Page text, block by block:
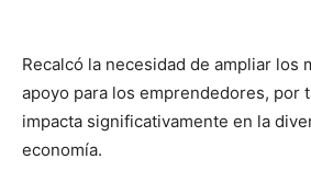
Recalcó la necesidad de ampliar los
apoyo para los emprendedores, por
impacta significativamente en la
economía.